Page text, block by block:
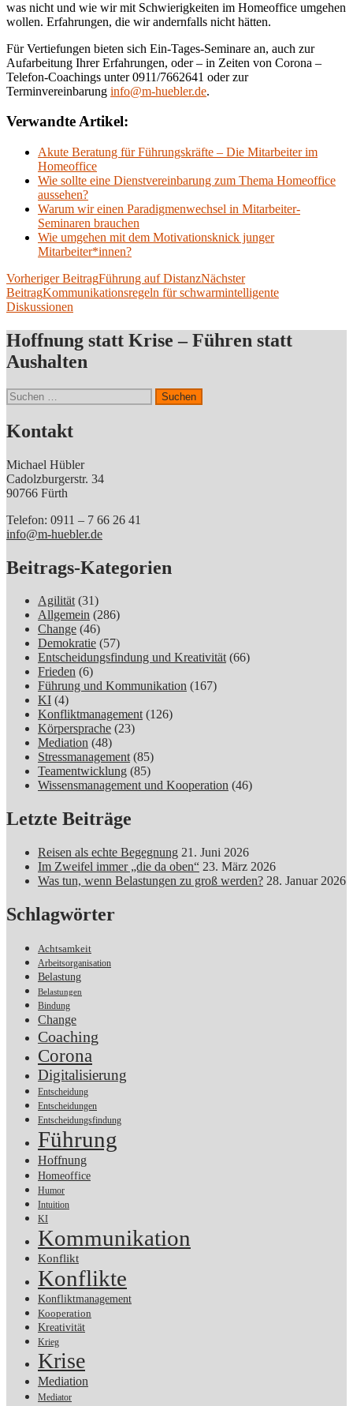
was nicht und wie wir mit Schwierigkeiten im Homeoffice umgehen
wollen. Erfahrungen, die wir andernfalls nicht hätten.
Für Vertiefungen bieten sich Ein-Tages-Seminare an, auch zur
Aufarbeitung Ihrer Erfahrungen, oder – in Zeiten von Corona –
Telefon-Coachings unter 0911/7662641 oder zur
Terminvereinbarung info@m-huebler.de.
Verwandte Artikel:
Akute Beratung für Führungskräfte – Die Mitarbeiter im
Homeoffice
Wie sollte eine Dienstvereinbarung zum Thema Homeoffice
aussehen?
Warum wir einen Paradigmenwechsel in Mitarbeiter-
Seminaren brauchen
Wie umgehen mit dem Motivationsknick junger
Mitarbeiter*innen?
Beitragsnavigation
Vorheriger BeitragFührung auf DistanzNächster
BeitragKommunikationsregeln für schwarmintelligente
Diskussionen
Hoffnung statt Krise – Führen statt
Aushalten
Suchen
nach:
Kontakt
Michael Hübler
Cadolzburgerstr. 34
90766 Fürth
Telefon: 0911 – 7 66 26 41
info@m-huebler.de
Beitrags-Kategorien
Agilität(31)
Allgemein (286)
Change (46)
Demokratie (57)
Entscheidungsfindung und Kreativität(66)
Frieden (6)
Führung und Kommunikation (167)
KI (4)
Konfliktmanagement(126)
Körpersprache (23)
Mediation (48)
Stressmanagement(85)
Teamentwicklung (85)
Wissensmanagement und Kooperation (46)
Letzte Beiträge
Reisen als echte Begegnung 21. Juni 2026
Im Zweifel immer „die da oben“ 23. März 2026
Was tun, wenn Belastungen zu groß werden? 28. Januar 2026
Schlagwörter
Achtsamkeit
Arbeitsorganisation
Belastung
Belastungen
Bindung
Change
Coaching
Corona
Digitalisierung
Entscheidung
Entscheidungen
Entscheidungsfindung
Führung
Hoffnung
Homeoffice
Humor
Intuition
KI
Kommunikation
Konflikt
Konflikte
Konfliktmanagement
Kooperation
Kreativität
Krieg
Krise
Mediation
Mediator